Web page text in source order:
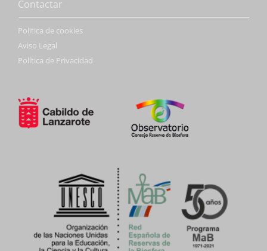
Contactar
Politica de cookies
Aviso Legal
Política de Privacidad